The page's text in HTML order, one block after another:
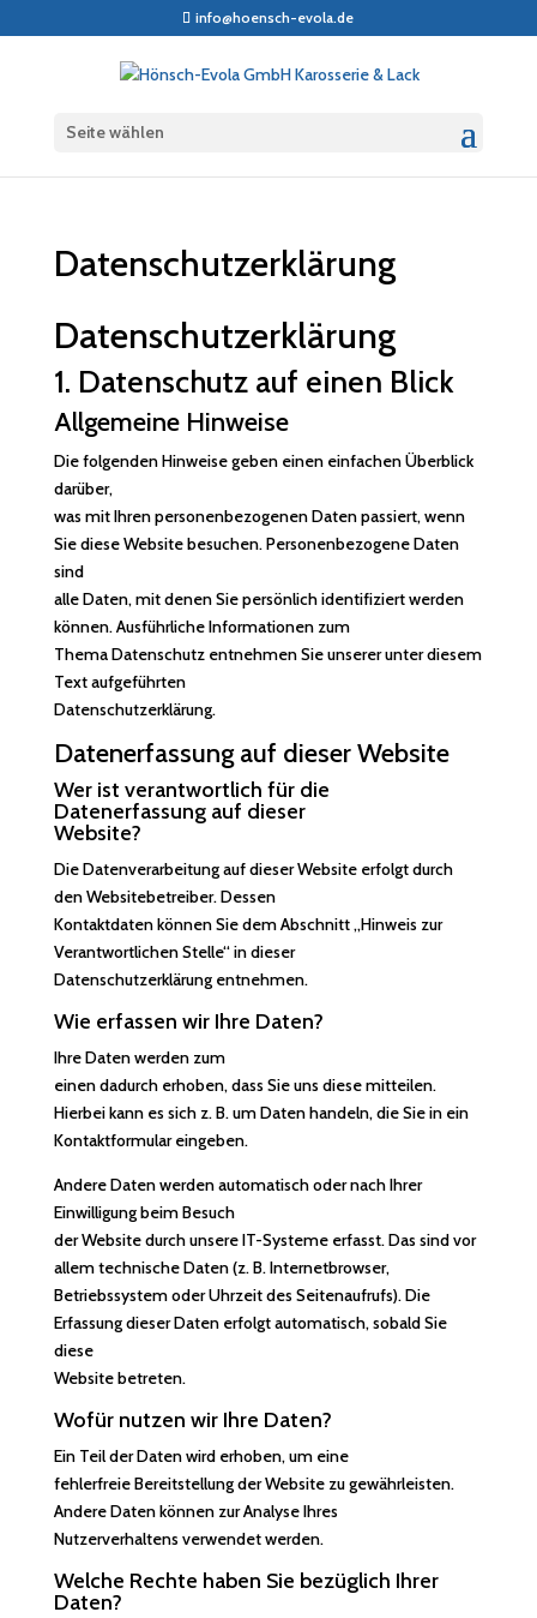
info@hoensch-evola.de
Seite wählen
Datenschutzerklärung
Datenschutz­erklärung
1. Datenschutz auf einen Blick
Allgemeine Hinweise
Die folgenden Hinweise geben einen einfachen Überblick
darüber,
was mit Ihren personenbezogenen Daten passiert, wenn
Sie diese Website besuchen. Personenbezogene Daten
sind
alle Daten, mit denen Sie persönlich identifiziert werden
können. Ausführliche Informationen zum
Thema Datenschutz entnehmen Sie unserer unter diesem
Text aufgeführten
Datenschutzerklärung.
Datenerfassung auf dieser Website
Wer ist verantwortlich für die
Datenerfassung auf dieser
Website?
Die Datenverarbeitung auf dieser Website erfolgt durch
den Websitebetreiber. Dessen
Kontaktdaten können Sie dem Abschnitt „Hinweis zur
Verantwortlichen Stelle“ in dieser
Datenschutzerklärung entnehmen.
Wie erfassen wir Ihre Daten?
Ihre Daten werden zum
einen dadurch erhoben, dass Sie uns diese mitteilen.
Hierbei kann es sich z. B. um Daten handeln, die Sie in ein
Kontaktformular eingeben.
Andere Daten werden automatisch oder nach Ihrer
Einwilligung beim Besuch
der Website durch unsere IT-Systeme erfasst. Das sind vor
allem technische Daten (z. B. Internetbrowser,
Betriebssystem oder Uhrzeit des Seitenaufrufs). Die
Erfassung dieser Daten erfolgt automatisch, sobald Sie
diese
Website betreten.
Wofür nutzen wir Ihre Daten?
Ein Teil der Daten wird erhoben, um eine
fehlerfreie Bereitstellung der Website zu gewährleisten.
Andere Daten können zur Analyse Ihres
Nutzerverhaltens verwendet werden.
Welche Rechte haben Sie bezüglich Ihrer
Daten?